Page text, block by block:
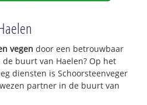
vegen door een betrouwbaar
buurt van Haelen? Op het
diensten is Schoorsteenveger
partner in de buurt van